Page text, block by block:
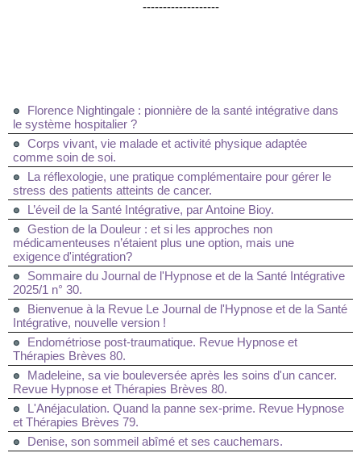
-------------------
Florence Nightingale : pionnière de la santé intégrative dans
le système hospitalier ?
Corps vivant, vie malade et activité physique adaptée
comme soin de soi.
La réflexologie, une pratique complémentaire pour gérer le
stress des patients atteints de cancer.
L’éveil de la Santé Intégrative, par Antoine Bioy.
Gestion de la Douleur : et si les approches non
médicamenteuses n’étaient plus une option, mais une
exigence d'intégration?
Sommaire du Journal de l'Hypnose et de la Santé Intégrative
2025/1 n° 30.
Bienvenue à la Revue Le Journal de l'Hypnose et de la Santé
Intégrative, nouvelle version !
Endométriose post-traumatique. Revue Hypnose et
Thérapies Brèves 80.
Madeleine, sa vie bouleversée après les soins d'un cancer.
Revue Hypnose et Thérapies Brèves 80.
L'Anéjaculation. Quand la panne sex-prime. Revue Hypnose
et Thérapies Brèves 79.
Denise, son sommeil abîmé et ses cauchemars.